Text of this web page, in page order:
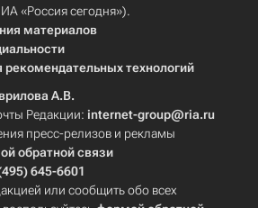
«Россия сегодня»).
материалов
технологий
А.В.
Редакции: internet-group@ria.ru
пресс-релизов и рекламы
обратной связи
645-6601
или сообщить обо всех